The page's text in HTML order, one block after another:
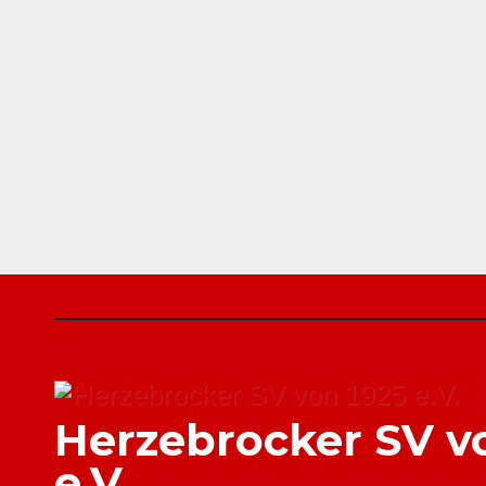
Herzebrocker SV